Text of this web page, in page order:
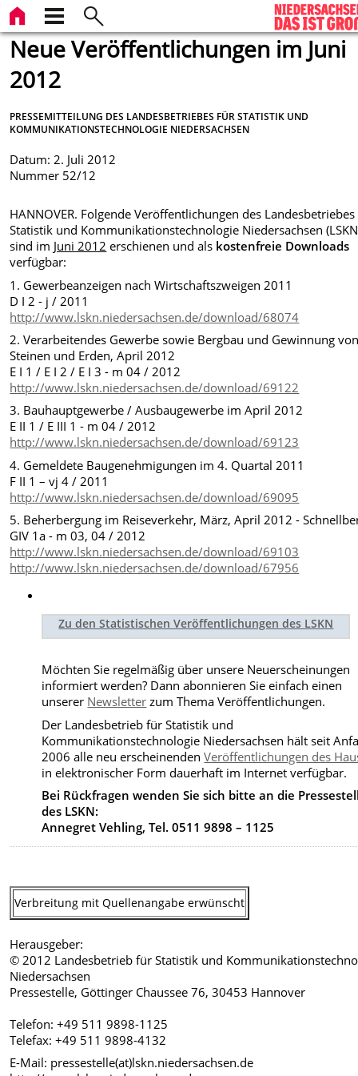
Neue Veröffentlichungen im Juni
2012
PRESSEMITTEILUNG DES LANDESBETRIEBES FÜR STATISTIK UND
KOMMUNIKATIONSTECHNOLOGIE NIEDERSACHSEN
Datum: 2. Juli 2012
Nummer 52/12
HANNOVER. Folgende Veröffentlichungen des
Statistik und Kommunikationstechnologie Niedersachsen
sind im Juni 2012 erschienen und als kostenfreie Downloads
verfügbar:
1. Gewerbeanzeigen nach Wirtschaftszweigen 2011
D I 2 - j / 2011
http://www.lskn.niedersachsen.de/download/68074
2. Verarbeitendes Gewerbe sowie Bergbau und Gewinnung
Steinen und Erden, April 2012
E I 1 / E I 2 / E I 3 - m 04 / 2012
http://www.lskn.niedersachsen.de/download/69122
3. Bauhauptgewerbe / Ausbaugewerbe im April 2012
E II 1 / E III 1 - m 04 / 2012
http://www.lskn.niedersachsen.de/download/69123
4. Gemeldete Baugenehmigungen im 4. Quartal 2011
F II 1 – vj 4 / 2011
http://www.lskn.niedersachsen.de/download/69095
5. Beherbergung im Reiseverkehr, März, April 2012 -
GIV 1a - m 03, 04 / 2012
http://www.lskn.niedersachsen.de/download/69103
http://www.lskn.niedersachsen.de/download/67956
Zu den Statistischen Veröffentlichungen des LSKN
Möchten Sie regelmäßig über unsere Neuerscheinungen
informiert werden? Dann abonnieren Sie einfach einen
unserer Newsletter zum Thema Veröffentlichungen.
Der Landesbetrieb für Statistik und
Kommunikationstechnologie Niedersachsen hält seit
2006 alle neu erscheinendenVeröffentlichungen des
in elektronischer Form dauerhaft im Internet verfügbar.
Bei Rückfragen wenden Sie sich bitte an die
des LSKN:
Annegret Vehling, Tel. 0511 9898 – 1125
Verbreitung mit Quellenangabe erwünscht
Herausgeber:
© 2012 Landesbetrieb für Statistik und
Niedersachsen
Pressestelle, Göttinger Chaussee 76, 30453 Hannover
Telefon: +49 511 9898-1125
Telefax: +49 511 9898-4132
E-Mail: pressestelle(at)lskn.niedersachsen.de